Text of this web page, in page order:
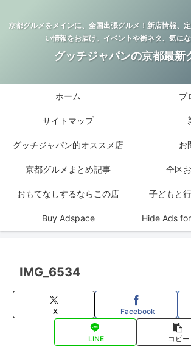
京都グルメをメインに、全国出張グルメ！新店情報、
い情報をお届け。イベントや街ネタ、気に
グッチジャパンの京都最新
ホーム プ
サイトマップ
グッチジャパン的オススメ店 お
京都グルメまとめ記事 全区
おもてなしするならこの店 子どもと
Buy Adspace Hide Ads
IMG_6534
X Facebook
LINE コピー